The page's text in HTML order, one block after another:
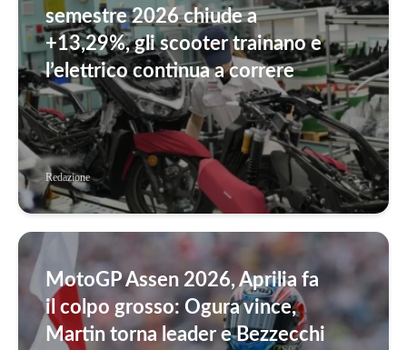
semestre 2026 chiude a
+13,29%, gli scooter trainano e
l’elettrico continua a correre
Redazione
MotoGP Assen 2026, Aprilia fa
il colpo grosso: Ogura vince,
Martin torna leader e Bezzecchi